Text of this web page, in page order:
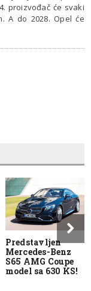
proizvođač će svaki
A do 2028. Opel će
Predstavljen
Mercedes-Benz
S65 AMG Coupe
model sa 630 KS!